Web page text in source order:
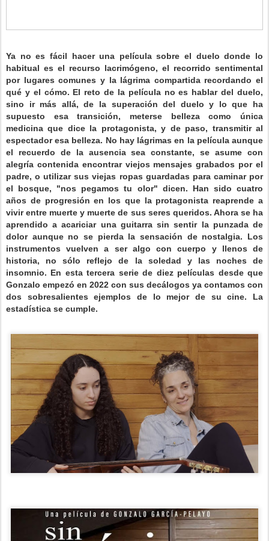
Ya no es fácil hacer una película sobre el duelo donde lo
habitual es el recurso lacrimógeno, el recorrido sentimental
por lugares comunes y la lágrima compartida recordando el
qué y el cómo. El reto de la película no es hablar del duelo,
sino ir más allá, de la superación del duelo y lo que ha
supuesto esa transición, meterse belleza como única
medicina que dice la protagonista, y de paso, transmitir al
espectador esa belleza. No hay lágrimas en la película aunque
el recuerdo de la ausencia sea constante, se asume con
alegría contenida encontrar viejos mensajes grabados por el
padre, o utilizar sus viejas ropas guardadas para caminar por
el bosque, "nos pegamos tu olor" dicen. Han sido cuatro
años de progresión en los que la protagonista reaprende a
vivir entre muerte y muerte de sus seres queridos. Ahora se ha
aprendido a acariciar una guitarra sin sentir la punzada de
dolor aunque no se pierda la sensación de nostalgia. Los
instrumentos vuelven a ser algo con cuerpo y llenos de
historia, no sólo reflejo de la soledad y las noches de
insomnio. En esta tercera serie de diez películas desde que
Gonzalo empezó en 2022 con sus decálogos ya contamos con
dos sobresalientes ejemplos de lo mejor de su cine. La
estadística se cumple.